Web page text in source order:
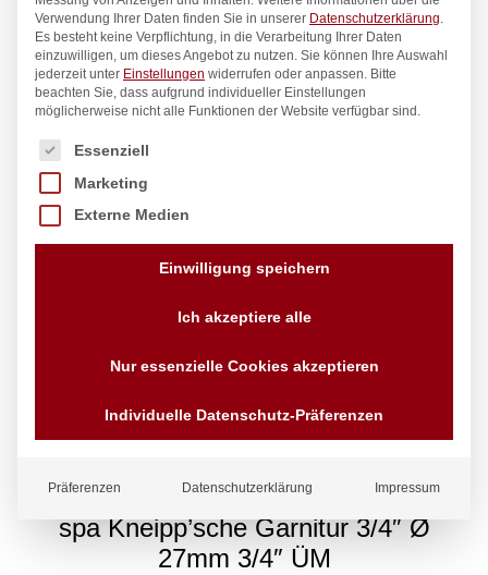
spa Kneipp’sche Garnitur 3/4″ Ø
27mm 3/4″ ÜM
Verwendung Ihrer Daten finden Sie in unserer Datenschutzerklärung.
Es besteht keine Verpflichtung, in die Verarbeitung Ihrer Daten
einzuwilligen, um dieses Angebot zu nutzen. Sie können Ihre Auswahl
jederzeit unter Einstellungen widerrufen oder anpassen. Bitte
beachten Sie, dass aufgrund individueller Einstellungen
möglicherweise nicht alle Funktionen der Website verfügbar sind.
Es folgt eine Liste der Service-Gruppen, für die eine
Essenziell
Marketing
Externe Medien
Einwilligung speichern
Ich akzeptiere alle
Nur essenzielle Cookies akzeptieren
Individuelle Datenschutz-Präferenzen
Präferenzen Datenschutzerklärung Impressum